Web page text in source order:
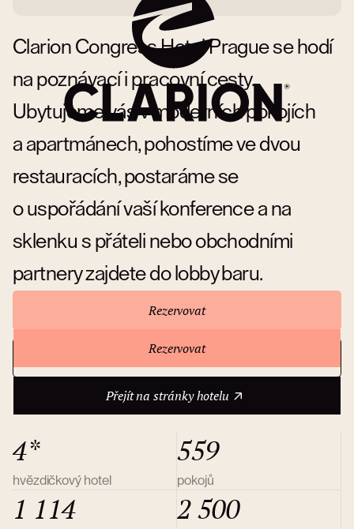
Clarion Congress Hotel Prague se hodí
na poznávací i pracovní cesty.
Ubytujeme vás v moderních pokojích
a apartmánech, pohostíme ve dvou
restauracích, postaráme se
o uspořádání vaší konference a na
sklenku s přáteli nebo obchodními
partnery zajdete do lobby baru.
Rezervovat
Rezervovat
Přejít na stránky hotelu
Přejít na stránky hotelu
4*
hvězdičkový hotel
559
pokojů
1 114 2 500